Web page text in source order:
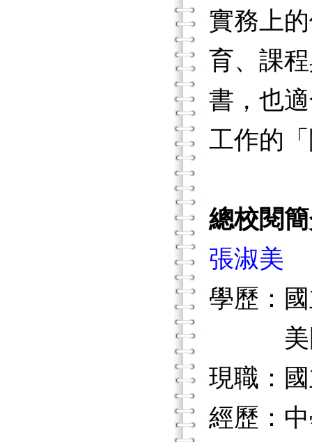
實務上
育、課
書，也
工作的
總校閱
張淑美
學歷：
美國
現職：
經歷：